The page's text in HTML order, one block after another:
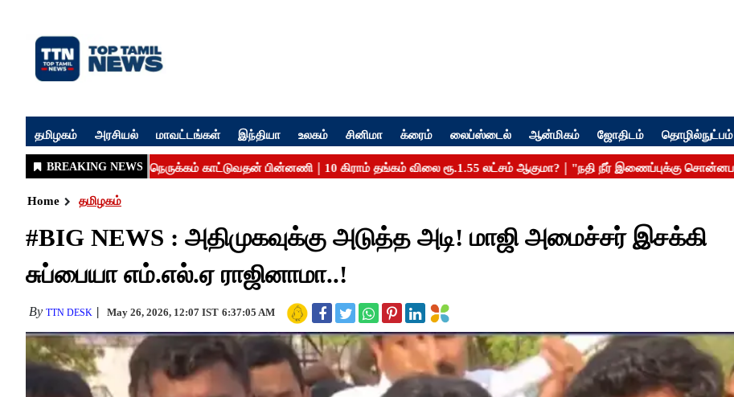
தமிழகம் அரசியல் மாவட்டங்கள் இந்தியா உலகம் சினிமா க்ரைம் லைப்ஸ்டைல் ஆன்மிகம் ஜோதிடம் தொழில்நுட்பம்
Home தமிழகம்
#BIG NEWS : அதிமுகவுக்கு அடுத்த அடி! மாஜி அமைச்சர் இசக்கி
சுப்பையா எம்.எல்.ஏ ராஜினாமா..!
By TTN DESK May 26, 2026, 12:07 IST 6:37:05 AM